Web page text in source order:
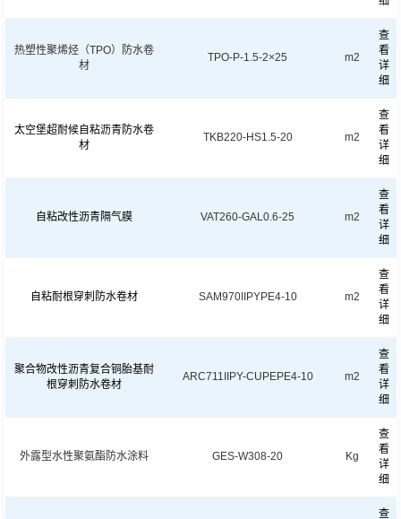
热塑性聚烯烃（TPO）防水卷
材
TPO-P-1.5-2×25 m2
查
看
详
细
太空堡超耐候自粘沥青防水卷
材
TKB220-HS1.5-20 m2
查
看
详
细
自粘改性沥青隔气膜 VAT260-GAL0.6-25 m2
查
看
详
细
自粘耐根穿刺防水卷材 SAM970IIPYPE4-10 m2
查
看
详
细
聚合物改性沥青复合铜胎基耐
根穿刺防水卷材
ARC711IIPY-CUPEPE4-10 m2
查
看
详
细
外露型水性聚氨酯防水涂料 GES-W308-20 Kg
查
看
详
细
查